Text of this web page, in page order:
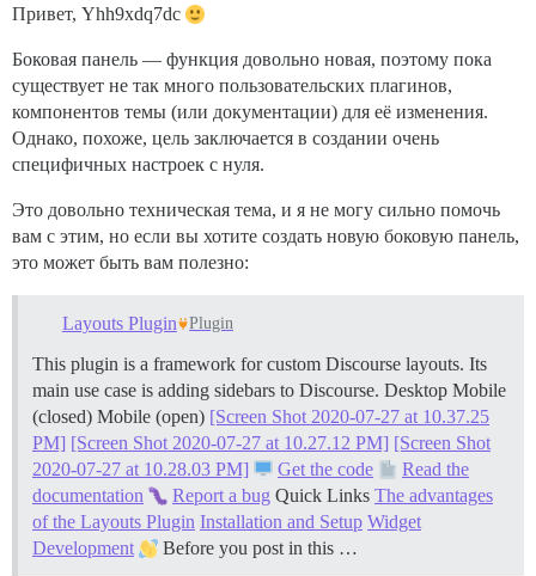
Привет, Yhh9xdq7dc
Боковая панель — функция довольно новая, поэтому пока
существует не так много пользовательских плагинов,
компонентов темы (или документации) для её изменения.
Однако, похоже, цель заключается в создании очень
специфичных настроек с нуля.
Это довольно техническая тема, и я не могу сильно помочь
вам с этим, но если вы хотите создать новую боковую панель,
это может быть вам полезно:
Layouts Plugin Plugin
This plugin is a framework for custom Discourse layouts. Its
main use case is adding sidebars to Discourse. Desktop Mobile
(closed) Mobile (open) [Screen Shot 2020-07-27 at 10.37.25
PM] [Screen Shot 2020-07-27 at 10.27.12 PM] [Screen Shot
2020-07-27 at 10.28.03 PM]
Get the code
Read the
documentation
Report a bug Quick Links The advantages
of the Layouts Plugin Installation and Setup Widget
Development
Before you post in this …